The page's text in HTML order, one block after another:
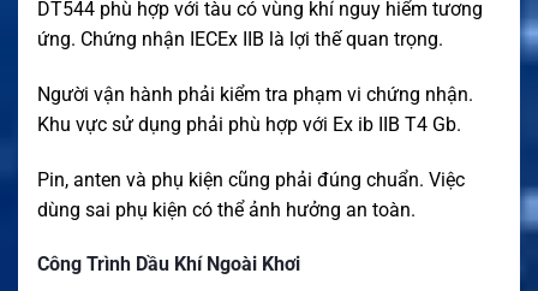
DT544 phù hợp với tàu có vùng khí nguy hiểm tương
ứng. Chứng nhận IECEx IIB là lợi thế quan trọng.
Người vận hành phải kiểm tra phạm vi chứng nhận.
Khu vực sử dụng phải phù hợp với Ex ib IIB T4 Gb.
Pin, anten và phụ kiện cũng phải đúng chuẩn. Việc
dùng sai phụ kiện có thể ảnh hưởng an toàn.
Công Trình Dầu Khí Ngoài Khơi